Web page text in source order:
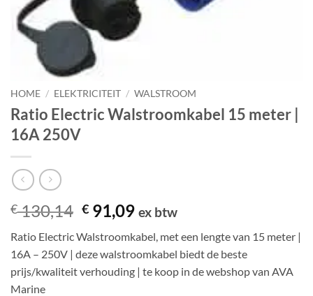
HOME / ELEKTRICITEIT / WALSTROOM
Ratio Electric Walstroomkabel 15 meter |
16A 250V
€130,14 Oorspronkelijke
prijs
was:
€ 130,14.
€ 91,09Huidige
is:
€ 91,09.
ex btw
Ratio Electric Walstroomkabel, met een lengte van 15 meter |
16A – 250V | deze walstroomkabel biedt de beste
prijs/kwaliteit verhouding | te koop in de webshop van AVA
Marine